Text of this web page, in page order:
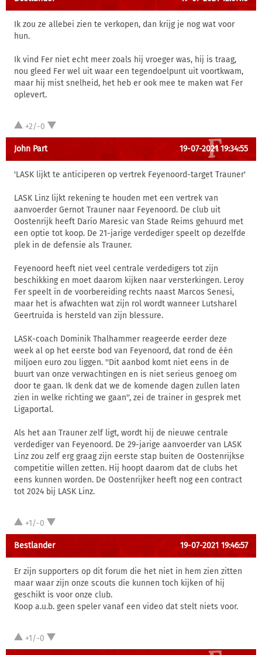
Ik zou ze allebei zien te verkopen, dan krijg je nog wat voor
hun.
Ik vind Fer niet echt meer zoals hij vroeger was, hij is traag,
nou gleed Fer wel uit waar een tegendoelpunt uit voortkwam,
maar hij mist snelheid, het heb er ook mee te maken wat Fer
oplevert.
+2/-0
John Part 19-07-2021 19:34:55
'LASK lijkt te anticiperen op vertrek Feyenoord-target Trauner'
LASK Linz lijkt rekening te houden met een vertrek van
aanvoerder Gernot Trauner naar Feyenoord. De club uit
Oostenrijk heeft Dario Maresic van Stade Reims gehuurd met
een optie tot koop. De 21-jarige verdediger speelt op dezelfde
plek in de defensie als Trauner.
Feyenoord heeft niet veel centrale verdedigers tot zijn
beschikking en moet daarom kijken naar versterkingen. Leroy
Fer speelt in de voorbereiding rechts naast Marcos Senesi,
maar het is afwachten wat zijn rol wordt wanneer Lutsharel
Geertruida is hersteld van zijn blessure.
LASK-coach Dominik Thalhammer reageerde eerder deze
week al op het eerste bod van Feyenoord, dat rond de één
miljoen euro zou liggen. ''Dit aanbod komt niet eens in de
buurt van onze verwachtingen en is niet serieus genoeg om
door te gaan. Ik denk dat we de komende dagen zullen laten
zien in welke richting we gaan'', zei de trainer in gesprek met
Ligaportal.
Als het aan Trauner zelf ligt, wordt hij de nieuwe centrale
verdediger van Feyenoord. De 29-jarige aanvoerder van LASK
Linz zou zelf erg graag zijn eerste stap buiten de Oostenrijkse
competitie willen zetten. Hij hoopt daarom dat de clubs het
eens kunnen worden. De Oostenrijker heeft nog een contract
tot 2024 bij LASK Linz.
+1/-0
Bestlander 19-07-2021 19:46:57
Er zijn supporters op dit forum die het niet in hem zien zitten
maar waar zijn onze scouts die kunnen toch kijken of hij
geschikt is voor onze club.
Koop a.u.b. geen speler vanaf een video dat stelt niets voor.
+1/-0